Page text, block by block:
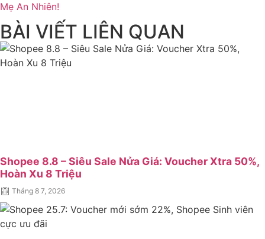
Mẹ An Nhiên!
BÀI VIẾT LIÊN QUAN
Shopee 8.8 – Siêu Sale Nửa Giá: Voucher Xtra 50%,
Hoàn Xu 8 Triệu
Posted
Tháng 8 7, 2026